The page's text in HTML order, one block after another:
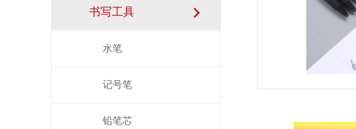
书写工具
水笔
记号笔
铅笔芯